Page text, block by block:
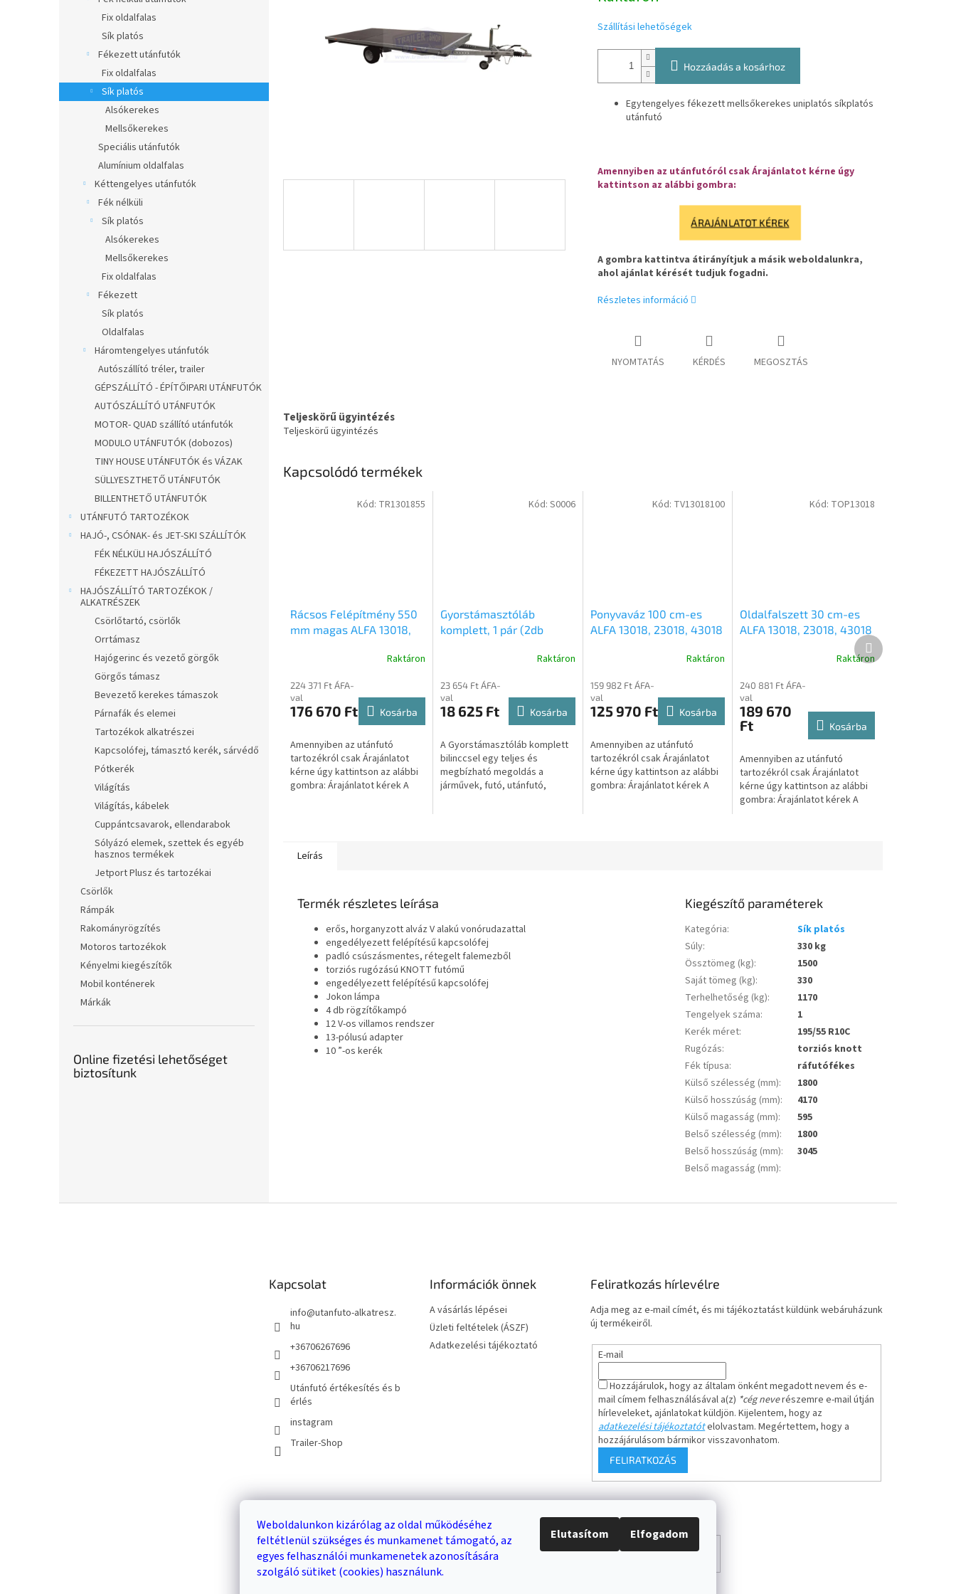
Weboldalunkon kizárólag az oldal működéséhez
feltétlenül szükséges és munkamenet támogató, az
egyes felhasználói munkamenetek azonosítására
szolgáló sütiket (cookies) használunk.
Elutasítom Elfogadom
Fix oldalfalas
Sík platós
Fékezett utánfutók
Fix oldalfalas
Sík platós
Alsókerekes
Mellsőkerekes
Speciális utánfutók
Alumínium oldalfalas
Kéttengelyes utánfutók
Fék nélküli
Sík platós
Alsókerekes
Mellsőkerekes
Fix oldalfalas
Fékezett
Sík platós
Oldalfalas
Háromtengelyes utánfutók
Autószállító tréler, trailer
GÉPSZÁLLÍTÓ - ÉPÍTŐIPARI UTÁNFUTÓK
AUTÓSZÁLLÍTÓ UTÁNFUTÓK
MOTOR- QUAD szállító utánfutók
MODULO UTÁNFUTÓK (dobozos)
TINY HOUSE UTÁNFUTÓK és VÁZAK
SÜLLYESZTHETŐ UTÁNFUTÓK
BILLENTHETŐ UTÁNFUTÓK
UTÁNFUTÓ TARTOZÉKOK
HAJÓ-, CSÓNAK- és JET-SKI SZÁLLÍTÓK
FÉK NÉLKÜLI HAJÓSZÁLLÍTÓ
FÉKEZETT HAJÓSZÁLLÍTÓ
HAJÓSZÁLLÍTÓ TARTOZÉKOK /
ALKATRÉSZEK
Csörlőtartó, csörlők
Orrtámasz
Hajógerinc és vezető görgők
Görgős támasz
Bevezető kerekes támaszok
Párnafák és elemei
Tartozékok alkatrészei
Kapcsolófej, támasztó kerék, sárvédő
Pótkerék
Világítás
Világítás, kábelek
Cuppántcsavarok, ellendarabok
Sólyázó elemek, szettek és egyéb
hasznos termékek
Jetport Plusz és tartozékai
Csörlők
Rámpák
Rakományrögzítés
Motoros tartozékok
Kényelmi kiegészítők
Mobil konténerek
Márkák
Online fizetési lehetőséget
biztosítunk
Szállítási lehetőségek
Hozzáadás a kosárhoz
Egytengelyes fékezett mellsőkerekes uniplatós síkplatós
utánfutó
Amennyiben az utánfutóról csak Árajánlatot kérne úgy
kattintson az alábbi gombra:
ÁRAJÁNLATOT KÉREK
A gombra kattintva átirányítjuk a másik weboldalunkra,
ahol ajánlat kérését tudjuk fogadni.
Részletes információ
NYOMTATÁS KÉRDÉS MEGOSZTÁS
Teljeskörű ügyintézés
Teljeskörű ügyintézés
Kapcsolódó termékek
Rácsos Felépítmény 550
mm magas ALFA 13018,
utánfutóhoz TR1301855
Raktáron
224 371 Ft ÁFA-
val
176 670 Ft Kosárba
Amennyiben az utánfutó
tartozékról csak Árajánlatot
kérne úgy kattintson az alábbi
gombra: Árajánlatot kérek A
Kód: TR1301855
Gyorstámasztóláb
komplett, 1 pár (2db
fix oldalfalas kivitelRaktáron
23 654 Ft ÁFA-
val
18 625 Ft Kosárba
A Gyorstámasztóláb komplett
bilinccsel egy teljes és
megbízható megoldás a
járművek, futó, utánfutó,
Kód: S0006
Ponyvaváz 100 cm-es
ALFA 13018, 23018, 43018
Raktáron
159 982 Ft ÁFA-
val
125 970 Ft Kosárba
Amennyiben az utánfutó
tartozékról csak Árajánlatot
kérne úgy kattintson az alábbi
gombra: Árajánlatot kérek A
Kód: TV13018100
Oldalfalszett 30 cm-es
ALFA 13018, 23018, 43018
utánfutóhoz TOP13018
Raktáron
240 881 Ft ÁFA-
val
189 670
Ft
Kosárba
Amennyiben az utánfutó
tartozékról csak Árajánlatot
kérne úgy kattintson az alábbi
gombra: Árajánlatot kérek A
Kód: TOP13018
Következő
termék
Leírás
Termék részletes leírása
erős, horganyzott alváz V alakú vonórudazattal
engedélyezett felépítésű kapcsolófej
padló csúszásmentes, rétegelt falemezből
torziós rugózású KNOTT futómű
engedélyezett felépítésű kapcsolófej
Jokon lámpa
4 db rögzítőkampó
12 V-os villamos rendszer
13-pólusú adapter
10 ”-os kerék
Kiegészítő paraméterek
Kategória:
Sík platós
Súly:
330 kg
Össztömeg (kg):
1500
Saját tömeg (kg):
330
Terhelhetőség (kg):
1170
Tengelyek száma:
1
Kerék méret:
195/55 R10C
Rugózás:
torziós knott
Fék típusa:
ráfutófékes
Külső szélesség (mm):
1800
Külső hosszúság (mm):
4170
Külső magasság (mm):
595
Belső szélesség (mm):
1800
Belső hosszúság (mm):
3045
Belső magasság (mm):
Kapcsolat
info@utanfuto-alkatresz.
hu
+36706267696
+36706217696
Utánfutó értékesítés és b
érlés
instagram
Trailer-Shop
Információk önnek
A vásárlás lépései
Üzleti feltételek (ÁSZF)
Adatkezelési tájékoztató
Feliratkozás hírlevélre
Adja meg az e-mail címét, és mi tájékoztatást küldünk webáruházunk
új termékeiről.
E-mail
Hozzájárulok, hogy az általam önként megadott nevem és e-
mail címem felhasználásával a(z) *cég neverészemre e-mail útján
hírleveleket, ajánlatokat küldjön. Kijelentem, hogy az
adatkezelési tájékoztatótelolvastam. Megértettem, hogy a
hozzájárulásom bármikor visszavonhatom.
FELIRATKOZÁS
0DB /0 FT KERESÉS